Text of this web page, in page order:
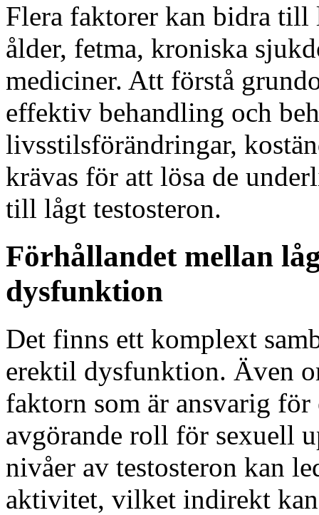
Flera faktorer kan bidra till
ålder, fetma, kroniska
mediciner. Att förstå
effektiv behandling och
livsstilsförändringar,
krävas för att lösa de
till lågt testosteron.
Förhållandet mellan
dysfunktion
Det finns ett komplext
erektil dysfunktion. Även
faktorn som är ansvarig för
avgörande roll för sexuell
nivåer av testosteron kan
aktivitet, vilket indirekt